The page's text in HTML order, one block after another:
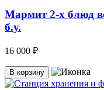
Мармит 2-х блюд
б.у.
16 000 ₽
В корзину